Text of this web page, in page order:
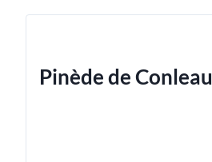
Pinède de Conleau